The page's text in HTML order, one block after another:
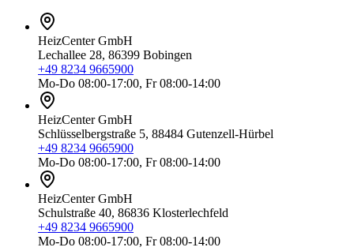
HeizCenter GmbH
Lechallee 28, 86399 Bobingen
+49 8234 9665900
Mo-Do 08:00-17:00, Fr 08:00-14:00
HeizCenter GmbH
Schlüsselbergstraße 5, 88484 Gutenzell-Hürbel
+49 8234 9665900
Mo-Do 08:00-17:00, Fr 08:00-14:00
HeizCenter GmbH
Schulstraße 40, 86836 Klosterlechfeld
+49 8234 9665900
Mo-Do 08:00-17:00, Fr 08:00-14:00